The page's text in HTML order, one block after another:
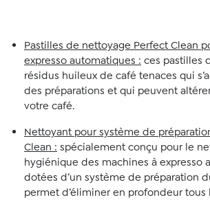
Pastilles de nettoyage Perfect Clean
expresso automatiques : ces pastilles
résidus huileux de café tenaces qui
des préparations et qui peuvent
votre café.
Nettoyant pour système de
Clean : spécialement conçu pour le
hygiénique des machines à expresso
dotées d’un système de préparation
permet d’éliminer en profondeur tous